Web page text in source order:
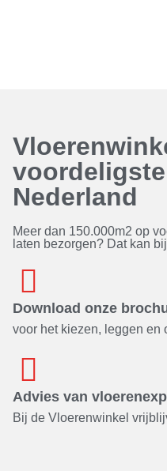
Nederland
Meer dan 150.000m2 op
laten bezorgen? Dat kan
Download onze
voor het kiezen, leggen en
Advies van
Bij de Vloerenwinkel